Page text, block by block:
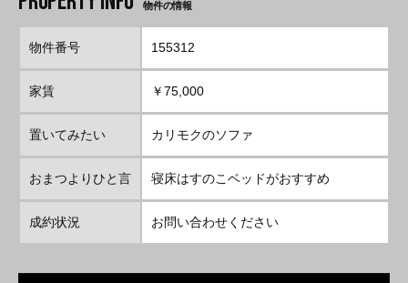
物件の情報
物件番号 155312
家賃 ￥75,000
置いてみたい カリモクのソファ
おまつよりひと言 寝床はすのこベッドがおすすめ
成約状況 お問い合わせください